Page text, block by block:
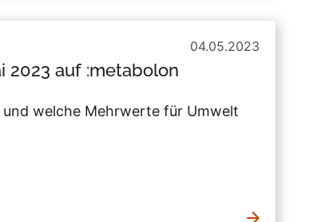
04.05.2023
2023 auf :metabolon
welche Mehrwerte für Umwelt